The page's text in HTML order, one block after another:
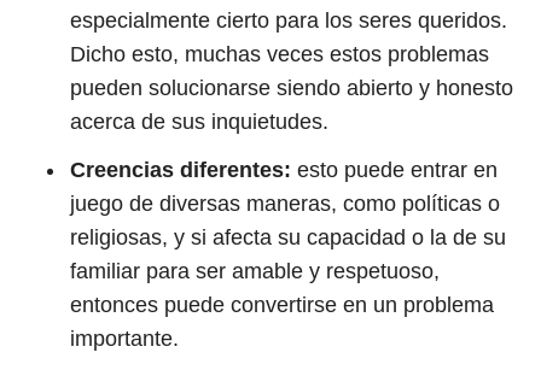
especialmente cierto para los seres queridos.
Dicho esto, muchas veces estos problemas
pueden solucionarse siendo abierto y honesto
acerca de sus inquietudes.
Creencias diferentes: esto puede entrar en
juego de diversas maneras, como políticas o
religiosas, y si afecta su capacidad o la de su
familiar para ser amable y respetuoso,
entonces puede convertirse en un problema
importante.